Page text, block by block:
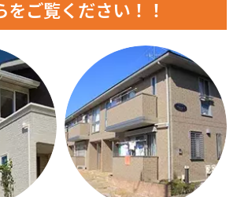
をご覧ください！！